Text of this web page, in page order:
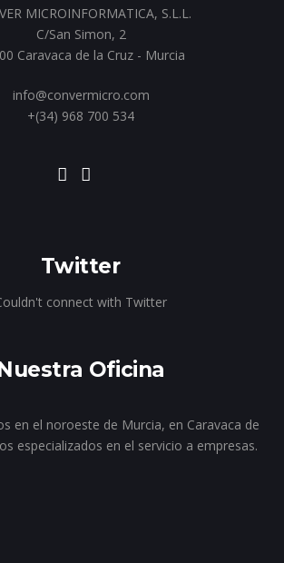
MICROINFORMATICA, S.L.L.
C/San Simon, 2
Caravaca de la Cruz - Murcia
info@convermicro.com
+(34) 968 700 534
Twitter
connect with Twitter
Oficina
en el noroeste de Murcia, en Caravaca de
especializados en el servicio a empresas.